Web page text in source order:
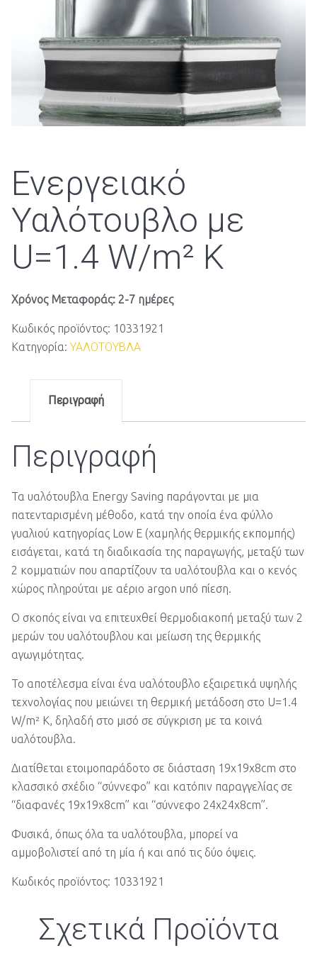
Ενεργειακό
Υαλότουβλο με
U=1.4 W/m² K
Χρόνος Μεταφοράς: 2-7 ημέρες
Κωδικός προϊόντος: 10331921
Κατηγορία: ΥΑΛΟΤΟΥΒΛΑ
Περιγραφή
Περιγραφή
Τα υαλότουβλα Energy Saving παράγονται με μια
πατενταρισμένη μέθοδο, κατά την οποία ένα φύλλο
γυαλιού κατηγορίας Low E (χαμηλής θερμικής εκπομπής)
εισάγεται, κατά τη διαδικασία της παραγωγής, μεταξύ των
2 κομματιών που απαρτίζουν τα υαλότουβλα και ο κενός
χώρος πληρούται με αέριο argon υπό πίεση.
Ο σκοπός είναι να επιτευχθεί θερμοδιακοπή μεταξύ των 2
μερών του υαλότουβλου και μείωση της θερμικής
αγωγιμότητας.
Το αποτέλεσμα είναι ένα υαλότουβλο εξαιρετικά υψηλής
τεχνολογίας που μειώνει τη θερμική μετάδοση στο U=1.4
W/m² K, δηλαδή στο μισό σε σύγκριση με τα κοινά
υαλότουβλα.
Διατίθεται ετοιμοπαράδοτο σε διάσταση 19x19x8cm στο
κλασσικό σχέδιο “σύννεφο” και κατόπιν παραγγελίας σε
“διαφανές 19x19x8cm” και “σύννεφο 24x24x8cm”.
Φυσικά, όπως όλα τα υαλότουβλα, μπορεί να
αμμοβολιστεί από τη μία ή και από τις δύο όψεις.
Κωδικός προϊόντος: 10331921
Σχετικά Προϊόντα